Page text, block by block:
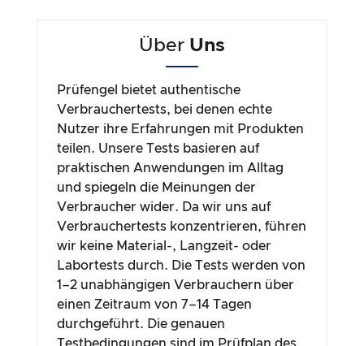
Über Uns
Prüfengel bietet authentische
Verbrauchertests, bei denen echte
Nutzer ihre Erfahrungen mit Produkten
teilen. Unsere Tests basieren auf
praktischen Anwendungen im Alltag
und spiegeln die Meinungen der
Verbraucher wider. Da wir uns auf
Verbrauchertests konzentrieren, führen
wir keine Material-, Langzeit- oder
Labortests durch. Die Tests werden von
1–2 unabhängigen Verbrauchern über
einen Zeitraum von 7–14 Tagen
durchgeführt. Die genauen